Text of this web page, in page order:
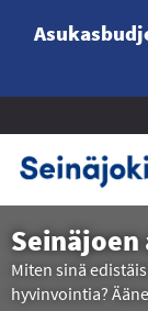
Miten sinä
hyvinvointia?